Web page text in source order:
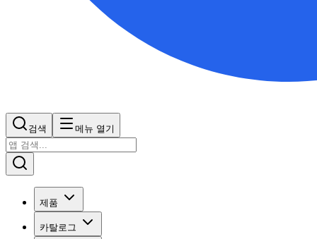
검색 메뉴 열기
제품
카탈로그